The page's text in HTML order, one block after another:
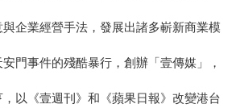
業經營手法，發展出諸多嶄新商業模
事件的殘酷暴行，創辦「壹傳媒」，
《壹週刊》和《蘋果日報》改變港台